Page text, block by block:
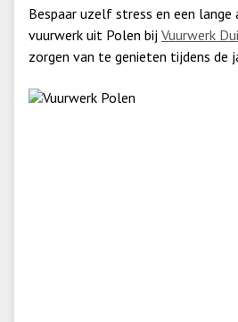
Bespaar uzelf stress en een
vuurwerk uit Polen bij Vuurwerk
zorgen van te genieten tijdens de